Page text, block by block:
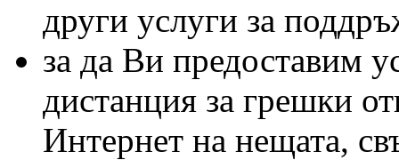
други услуги за
за да Ви предоставим
дистанция за грешки
Интернет на нещата,